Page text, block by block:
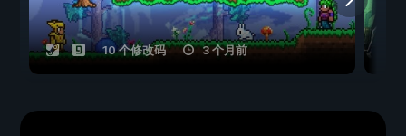
10 个修改码 3 个月前